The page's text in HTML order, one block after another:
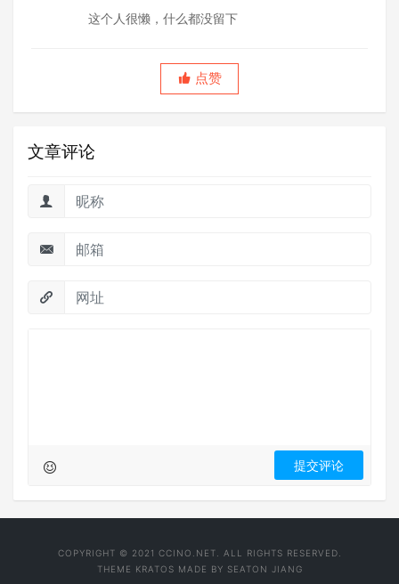
这个人很懒，什么都没留下
点赞
文章评论
COPYRIGHT © 2021 CCINO.NET. ALL RIGHTS RESERVED.
THEME KRATOS MADE BY SEATON JIANG